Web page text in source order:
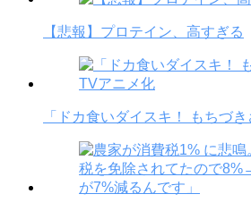
【悲報】プロテイン、高すぎる
「ドカ食いダイスキ！ もちづ